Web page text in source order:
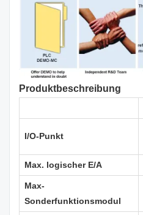
Produktbeschreibung
I/O-Punkt
Max. logischer E/A
Max-
Sonderfunktionsmodul